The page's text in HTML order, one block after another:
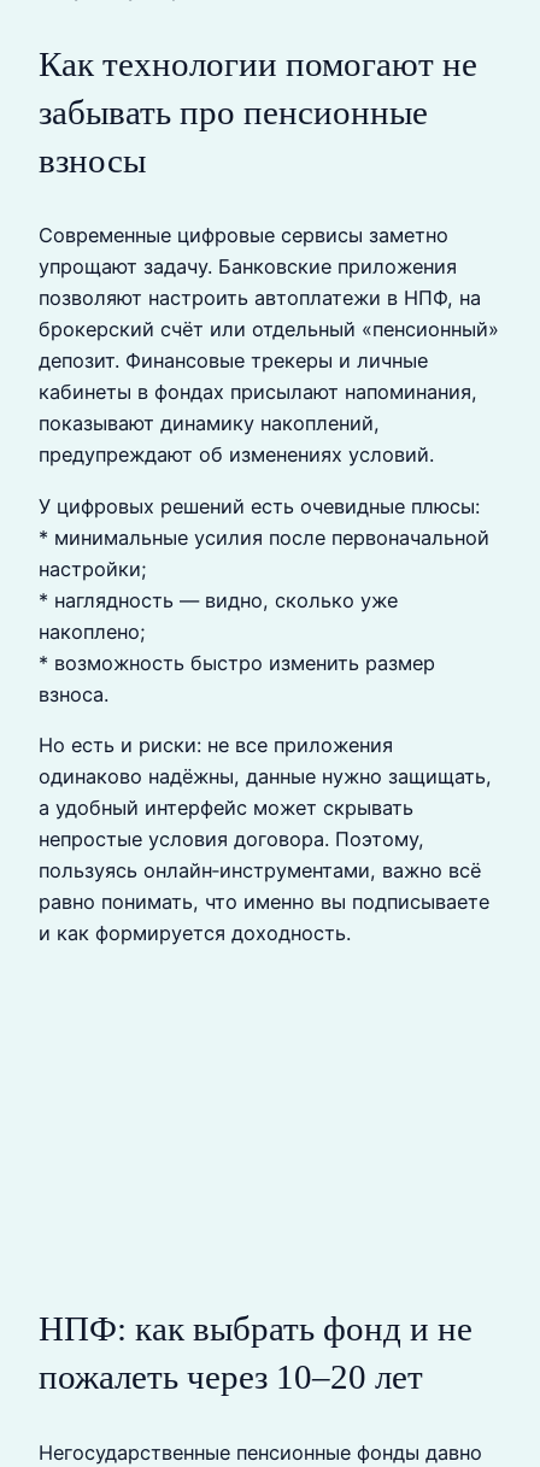
Как технологии помогают не
забывать про пенсионные
взносы
Современные цифровые сервисы заметно
упрощают задачу. Банковские приложения
позволяют настроить автоплатежи в НПФ, на
брокерский счёт или отдельный «пенсионный»
депозит. Финансовые трекеры и личные
кабинеты в фондах присылают напоминания,
показывают динамику накоплений,
предупреждают об изменениях условий.
У цифровых решений есть очевидные плюсы:
* минимальные усилия после первоначальной
настройки;
* наглядность — видно, сколько уже
накоплено;
* возможность быстро изменить размер
взноса.
Но есть и риски: не все приложения
одинаково надёжны, данные нужно защищать,
а удобный интерфейс может скрывать
непростые условия договора. Поэтому,
пользуясь онлайн‑инструментами, важно всё
равно понимать, что именно вы подписываете
и как формируется доходность.
НПФ: как выбрать фонд и не
пожалеть через 10–20 лет
Негосударственные пенсионные фонды давно